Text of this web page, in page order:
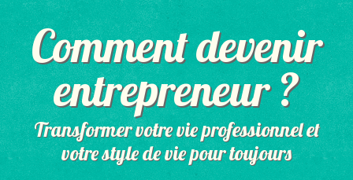
Comment devenir
entrepreneur ?
Transformer votre vie professionnel et
votre style de vie pour toujours